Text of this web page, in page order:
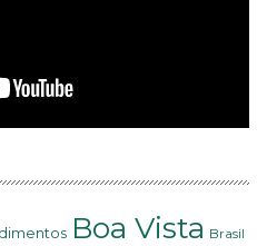
Boa Vista Brasil